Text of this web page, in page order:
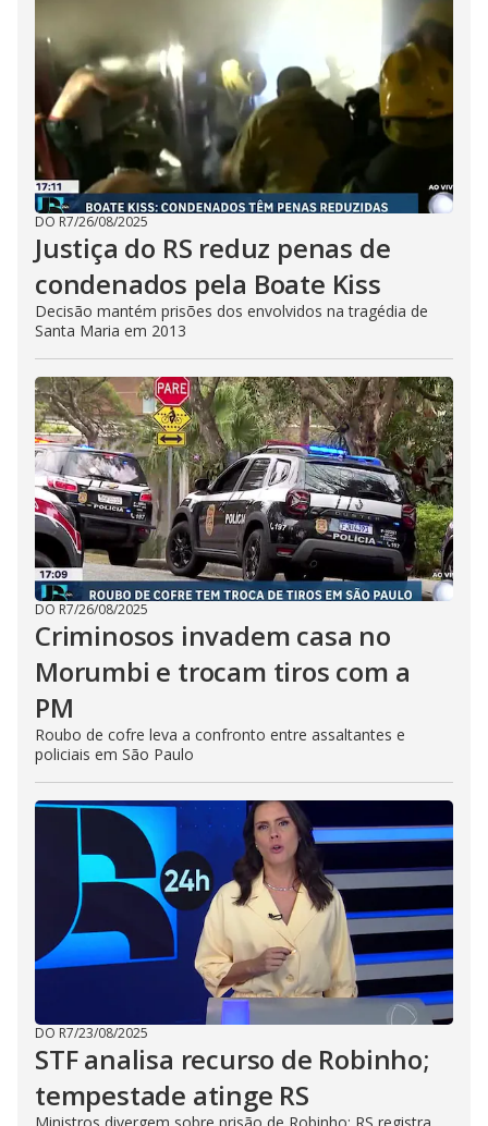
DO R7/26/08/2025
Justiça do RS reduz penas de
condenados pela Boate Kiss
Decisão mantém prisões dos envolvidos na tragédia de
Santa Maria em 2013
DO R7/26/08/2025
Criminosos invadem casa no
Morumbi e trocam tiros com a
PM
Roubo de cofre leva a confronto entre assaltantes e
policiais em São Paulo
DO R7/23/08/2025
STF analisa recurso de Robinho;
tempestade atinge RS